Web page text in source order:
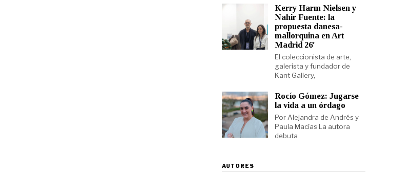
Kerry Harm Nielsen y
Nahir Fuente: la
propuesta danesa-
mallorquina en Art
Madrid 26′
El coleccionista de arte,
galerista y fundador de
Kant Gallery,
Rocío Gómez: Jugarse
la vida a un órdago
Por Alejandra de Andrés y
Paula Macías La autora
debuta
AUTORES